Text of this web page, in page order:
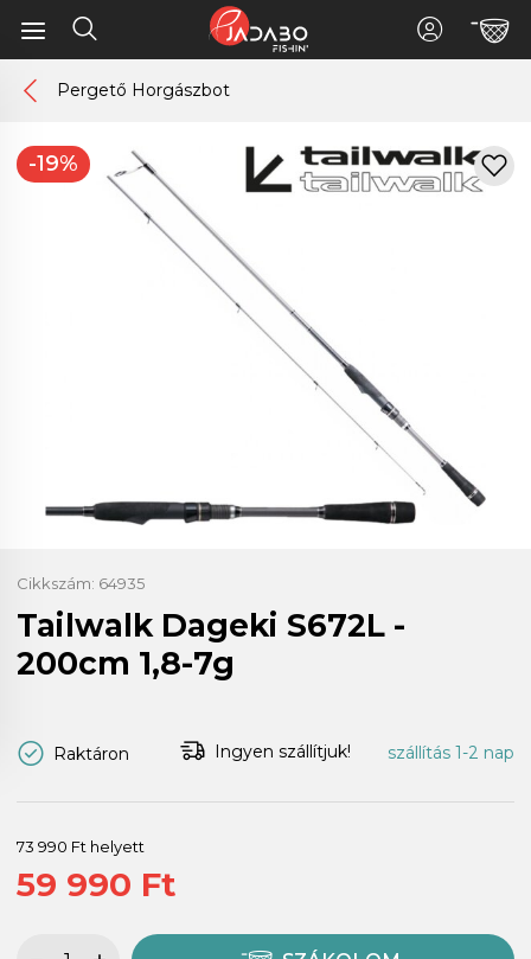
Pergető Horgászbot
-19%
Cikkszám: 64935
Tailwalk Dageki S672L -
200cm 1,8-7g
Raktáron szállítás 1-2 nap
Ingyen szállítjuk!
73 990 Ft helyett
59 990 Ft